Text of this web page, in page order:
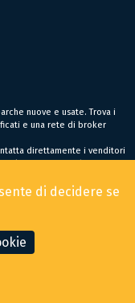
nuove e usate. Trova i
e una rete di broker
direttamente i venditori
la tua prossima barca.
legali
di decidere se